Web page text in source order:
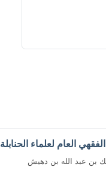
الفقهي العام لعلماء الحنابلة
بن عبد الله بن دهيش